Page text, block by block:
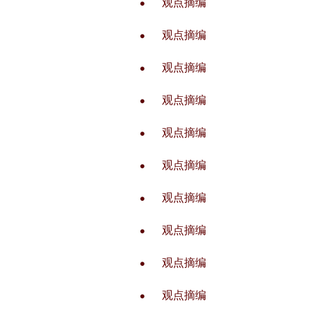
观点摘编
观点摘编
观点摘编
观点摘编
观点摘编
观点摘编
观点摘编
观点摘编
观点摘编
观点摘编